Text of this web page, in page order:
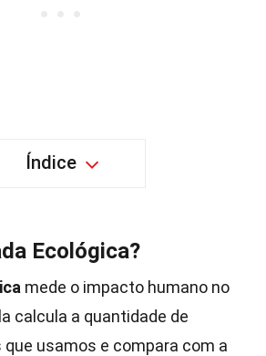
Índice
Ecológica?
mede o impacto humano no
calcula a quantidade de
usamos e compara com a